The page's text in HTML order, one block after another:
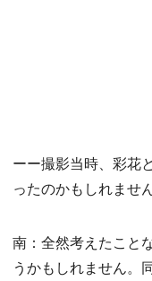
ーー撮影当時、彩花
ったのかもしれません
南：全然考えたこと
うかもしれません。